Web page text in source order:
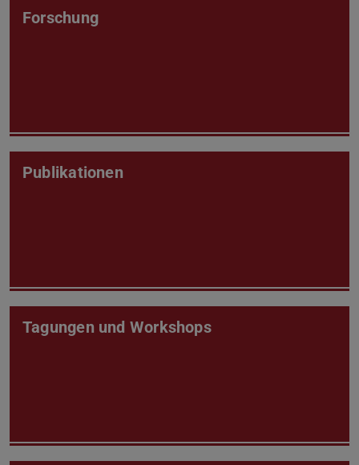
Forschung
Publikationen
Tagungen und Workshops